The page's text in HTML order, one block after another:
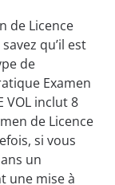
de Licence
savez qu’il est
de
Examen
VOL inclut 8
de Licence
si vous
un
une mise à